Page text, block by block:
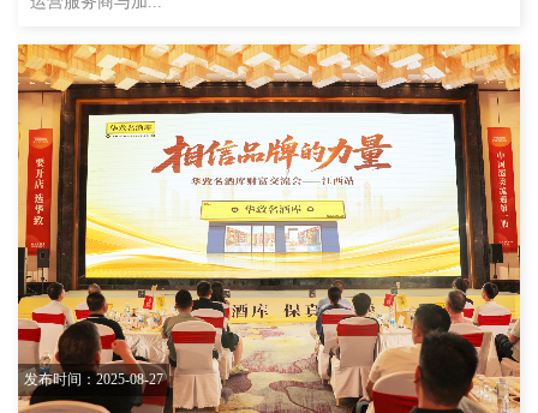
发布时间：2025-08-27